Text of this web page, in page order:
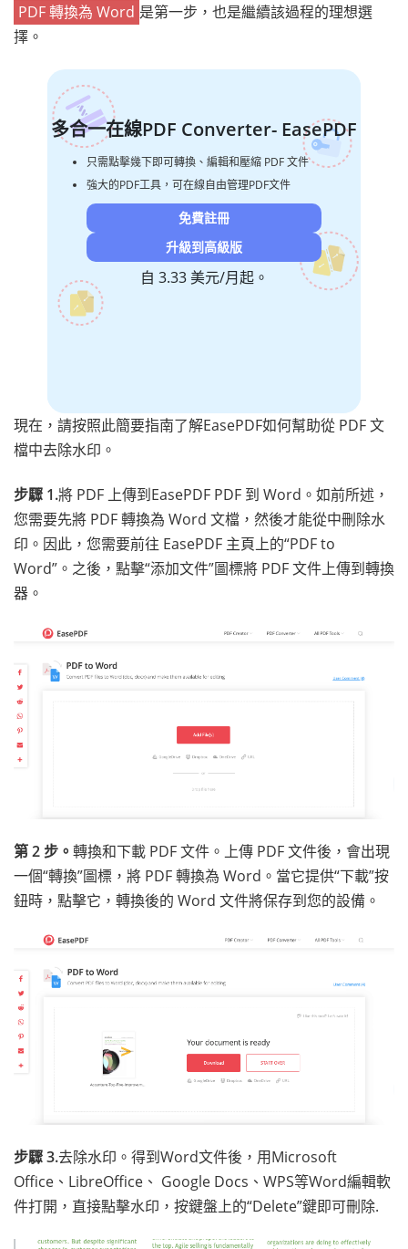
PDF 轉換為 Word 是第一步，也是繼續該過程的理想選
擇。
多合一在線PDF Converter- EasePDF
只需點擊幾下即可轉換、編輯和壓縮 PDF 文件
強大的PDF工具，可在線自由管理PDF文件
免費註冊
升級到高級版
自 3.33 美元/月起。
現在，請按照此簡要指南了解EasePDF如何幫助從 PDF 文
檔中去除水印。
步驟 1.將 PDF 上傳到EasePDF PDF 到 Word。如前所述，
您需要先將 PDF 轉換為 Word 文檔，然後才能從中刪除水
印。因此，您需要前往 EasePDF 主頁上的“PDF to
Word”。之後，點擊“添加文件”圖標將 PDF 文件上傳到轉換
器。
第 2 步。 轉換和下載 PDF 文件。上傳 PDF 文件後，會出現
一個“轉換”圖標，將 PDF 轉換為 Word。當它提供“下載”按
鈕時，點擊它，轉換後的 Word 文件將保存到您的設備。
步驟 3.去除水印。得到Word文件後，用Microsoft
Office、LibreOffice、 Google Docs、WPS等Word編輯軟
件打開，直接點擊水印，按鍵盤上的“Delete”鍵即可刪除.